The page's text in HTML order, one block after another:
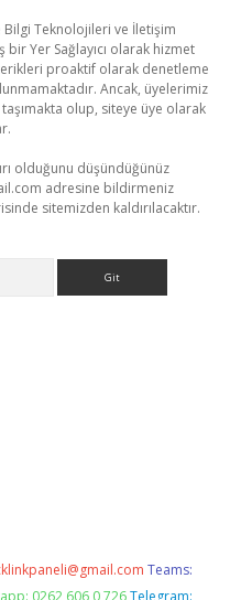
Bilgi Teknolojileri ve İletişim
bir Yer Sağlayıcı olarak hizmet
proaktif olarak denetleme
Ancak, üyelerimiz
olup, siteye üye olarak
olduğunu düşündüğünüz
adresine bildirmeniz
sitemizden kaldırılacaktır.
Teams:
0262 606 0 726 Telegram: